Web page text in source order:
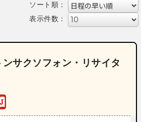
ソート順：
表示件数：
サクソフォン・リサイタ